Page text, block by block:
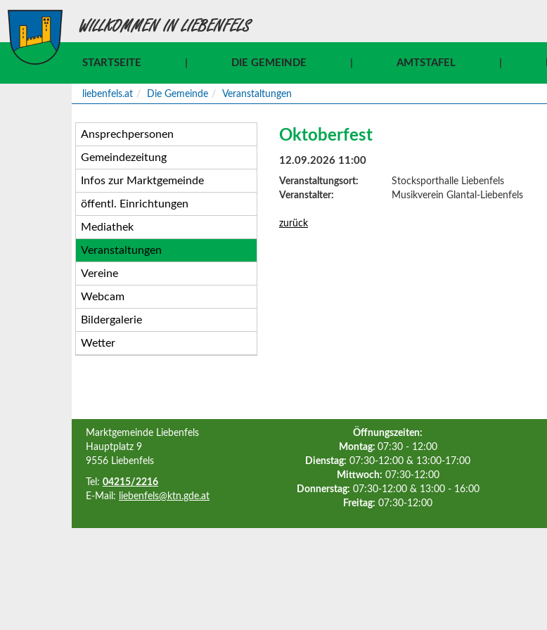
WILLKOMMEN IN LIEBENFELS
STARTSEITE DIE GEMEINDE AMTSTAFEL
liebenfels.at Die Gemeinde Veranstaltungen
Ansprechpersonen
Gemeindezeitung
Infos zur Marktgemeinde
öffentl. Einrichtungen
Mediathek
Veranstaltungen
Vereine
Webcam
Bildergalerie
Wetter
Oktoberfest
12.09.2026 11:00
Veranstaltungsort:
Stocksporthalle Liebenfels
Veranstalter:
Musikverein Glantal-Liebenfels
zurück
Marktgemeinde Liebenfels
Hauptplatz 9
9556 Liebenfels
Tel: 04215/2216
E-Mail:
liebenfels@ktn.gde.at
Öffnungszeiten:
Montag: 07:30 - 12:00
Dienstag: 07:30-12:00 & 13:00-17:00
Mittwoch: 07:30-12:00
Donnerstag: 07:30-12:00 & 13:00 - 16:00
Freitag: 07:30-12:00